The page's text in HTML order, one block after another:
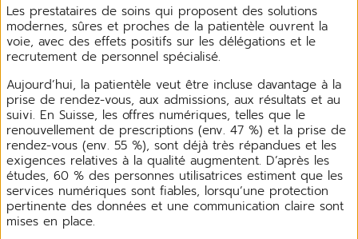
Les prestataires de soins qui proposent des solutions
modernes, sûres et proches de la patientèle ouvrent la
voie, avec des effets positifs sur les délégations et le
recrutement de personnel spécialisé.
Aujourd’hui, la patientèle veut être incluse davantage à la
prise de rendez-vous, aux admissions, aux résultats et au
suivi. En Suisse, les offres numériques, telles que le
renouvellement de prescriptions (env. 47 %) et la prise de
rendez-vous (env. 55 %), sont déjà très répandues et les
exigences relatives à la qualité augmentent. D’après les
études, 60 % des personnes utilisatrices estiment que les
services numériques sont fiables, lorsqu’une protection
pertinente des données et une communication claire sont
mises en place.